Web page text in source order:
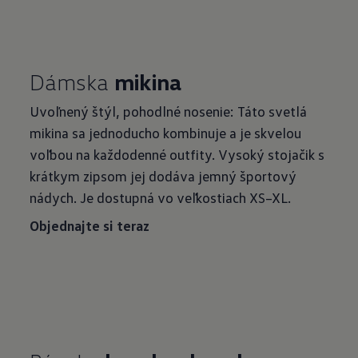
Dámska mikina
Uvoľnený štýl, pohodlné nosenie: Táto svetlá
mikina sa jednoducho kombinuje a je skvelou
voľbou na každodenné outfity. Vysoký stojačik s
krátkym zipsom jej dodáva jemný športový
nádych. Je dostupná vo veľkostiach XS–XL.
Objednajte si teraz